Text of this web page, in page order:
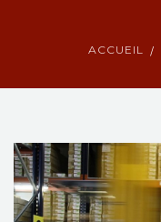
NOS ACTIONS
CONTACT
ACCUEIL